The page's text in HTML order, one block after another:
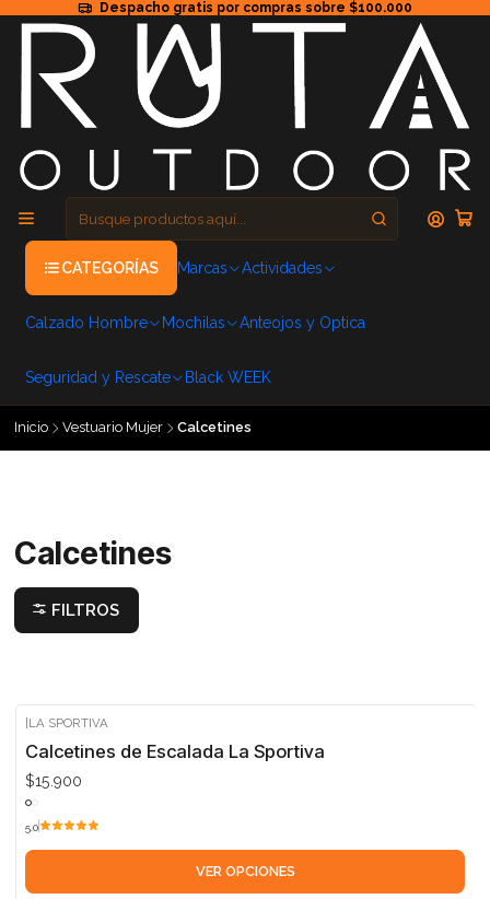
Despacho gratis por compras sobre $100.000
CATEGORÍAS Marcas Actividades
Calzado Hombre Mochilas Anteojos y Optica
Seguridad y Rescate Black WEEK
Inicio Vestuario Mujer Calcetines
Calcetines
FILTROS
|LA SPORTIVA
Calcetines de Escalada La Sportiva
$15.900
5.0
VER OPCIONES